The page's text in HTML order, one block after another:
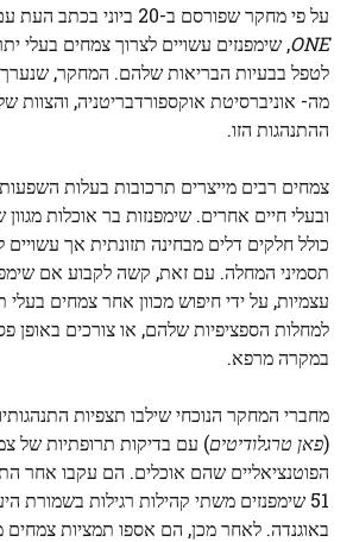
על פי מחקר שפורסם ב-20 ביוני בכתב העת עם גישה פתוחה
ONE, שימפנזים עשויים לצרוך צמחים בעלי
לטפל בבעיות הבריאות שלהם. המחקר, שנערך
מה- אוניברסיטת אוקספורדבריטניה, והצוות
ההתנהגות הזו.
צמחים רבים מייצרים תרכובות בעלות
ובעלי חיים אחרים. שימפנזות בר אוכלות
כולל חלקים דלים מבחינה תזונתית אך
תסמיני המחלה. עם זאת, קשה לקבוע אם
עצמיות, על ידי חיפוש מכוון אחר צמחים בעלי
למחלות הספציפיות שלהם, או צורכים באופן
במקרה מרפא.
מחברי המחקר הנוכחי שילבו תצפיות
(פאן טרגלודיטים) עם בדיקות תרופתיות של
הפוטנציאליים שהם אוכלים. הם עקבו אחר
51 שימפנזים משתי קהילות רגילות בשמורת
באוגנדה. לאחר מכן, הם אספו תמציות צמחים מ-